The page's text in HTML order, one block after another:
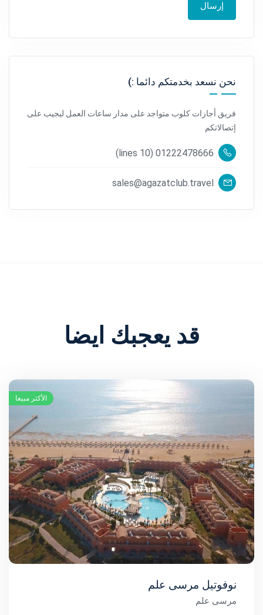
إرسال
نحن نسعد بخدمتكم دائما :)
فريق أجازات كلوب متواجد على مدار ساعات العمل ليجيب على
إتصالاتكم
01222478666 (10 lines)
sales@agazatclub.travel
قد يعجبك ايضا
الأكثر مبيعا
نوفوتيل مرسى علم
مرسى علم